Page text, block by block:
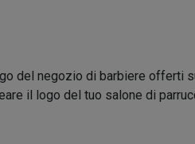
del negozio di barbiere offerti
il logo del tuo salone di